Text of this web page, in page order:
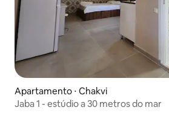
Apartamento ⋅ Chakvi
Jaba 1 - estúdio a 30 metros do mar